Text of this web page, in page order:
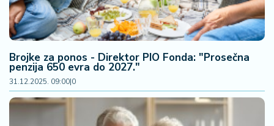
Brojke za ponos - Direktor PIO Fonda: "Prosečna
penzija 650 evra do 2027."
31.12.2025. 09:00|0